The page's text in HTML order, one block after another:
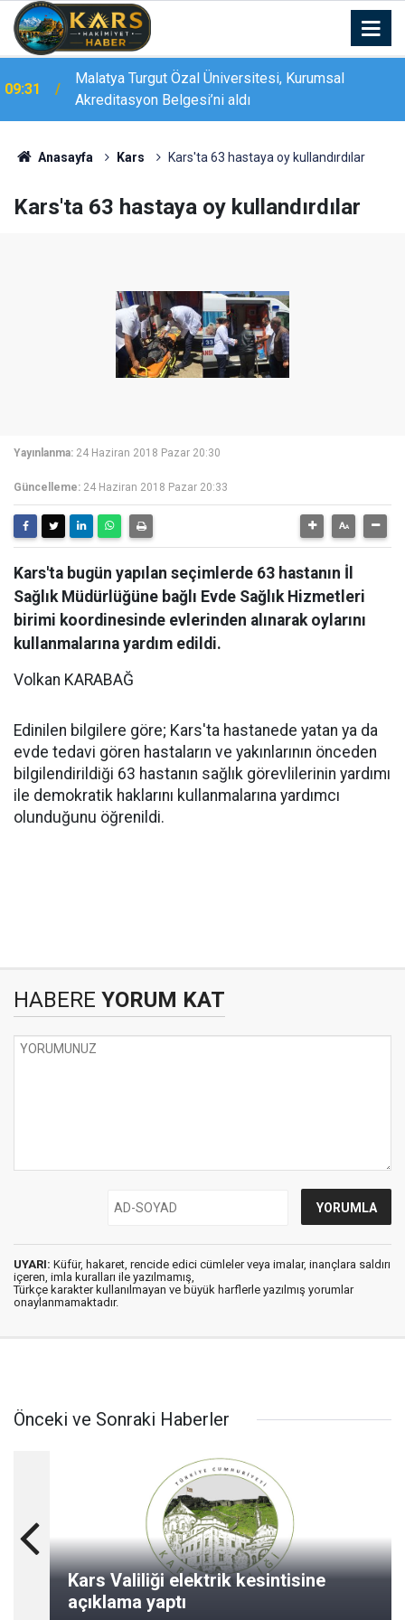
Malatya Turgut Özal Üniversitesi, Kurumsal
Akreditasyon Belgesi’ni aldı
09:28
TÖTM’de modern endoskopi odasının açılışı
gerçekleştirildi
Anasayfa Kars Kars'ta 63 hastaya oy kullandırdılar
Kars'ta 63 hastaya oy kullandırdılar
Yayınlanma: 24 Haziran 2018 Pazar 20:30
Güncelleme: 24 Haziran 2018 Pazar 20:33
Kars'ta bugün yapılan seçimlerde 63 hastanın İl
Sağlık Müdürlüğüne bağlı Evde Sağlık Hizmetleri
birimi koordinesinde evlerinden alınarak oylarını
kullanmalarına yardım edildi.
Volkan KARABAĞ
Edinilen bilgilere göre; Kars'ta hastanede yatan ya da
evde tedavi gören hastaların ve yakınlarının önceden
bilgilendirildiği 63 hastanın sağlık görevlilerinin yardımı
ile demokratik haklarını kullanmalarına yardımcı
olunduğunu öğrenildi.
HABERE YORUM KAT
UYARI: Küfür, hakaret, rencide edici cümleler veya imalar, inançlara saldırı
içeren, imla kuralları ile yazılmamış,
Türkçe karakter kullanılmayan ve büyük harflerle yazılmış yorumlar
onaylanmamaktadır.
Önceki ve Sonraki Haberler
Kars Valiliği elektrik kesintisine
açıklama yaptı